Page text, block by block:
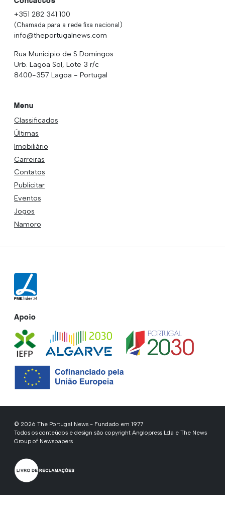
+351 282 341 100
(Chamada para a rede fixa nacional)
info@theportugalnews.com
Rua Municipio de S Domingos
Urb. Lagoa Sol, Lote 3 r/c
8400-357 Lagoa - Portugal
Menu
Classificados
Últimas
Imobiliário
Carreiras
Contatos
Publicitar
Eventos
Jogos
Namoro
Apoio
© 2026 The Portugal News - Fundado em 1977
Todos os conteúdos e design são copyright Anglopress Lda e The News
Group of Newspapers